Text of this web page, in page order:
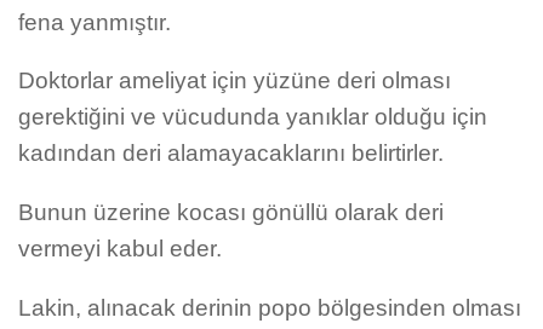
fena yanmıştır.
Doktorlar ameliyat için yüzüne deri olması
gerektiğini ve vücudunda yanıklar olduğu için
kadından deri alamayacaklarını belirtirler.
Bunun üzerine kocası gönüllü olarak deri
vermeyi kabul eder.
Lakin, alınacak derinin popo bölgesinden olması